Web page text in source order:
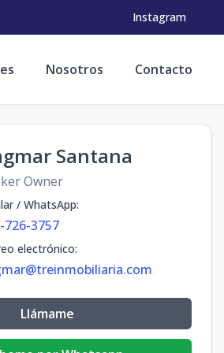
Instagram
Nosotros Contacto
Santana
Owner
/ WhatsApp:
726-3757
electrónico:
Llámame